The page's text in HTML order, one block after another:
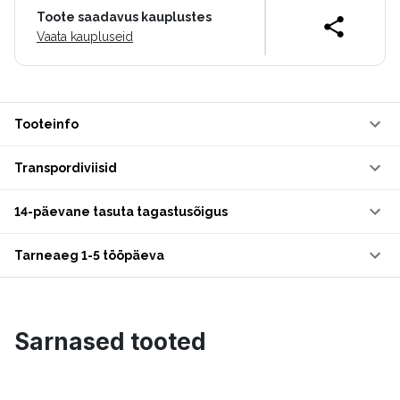
Toote saadavus kauplustes
Vaata kaupluseid
Tooteinfo
Transpordiviisid
14-päevane tasuta tagastusõigus
Tarneaeg 1-5 tööpäeva
Sarnased tooted